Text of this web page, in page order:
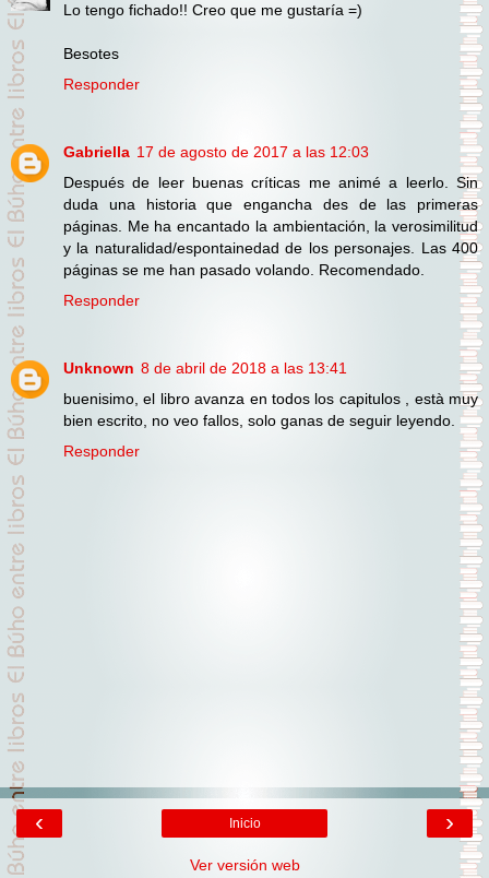
Lo tengo fichado!! Creo que me gustaría =)
Besotes
Responder
Gabriella 17 de agosto de 2017 a las 12:03
Después de leer buenas críticas me animé a leerlo. Sin
duda una historia que engancha des de las primeras
páginas. Me ha encantado la ambientación, la verosimilitud
y la naturalidad/espontainedad de los personajes. Las 400
páginas se me han pasado volando. Recomendado.
Responder
Unknown 8 de abril de 2018 a las 13:41
buenisimo, el libro avanza en todos los capitulos , està muy
bien escrito, no veo fallos, solo ganas de seguir leyendo.
Responder
‹ ›
Inicio
Ver versión web